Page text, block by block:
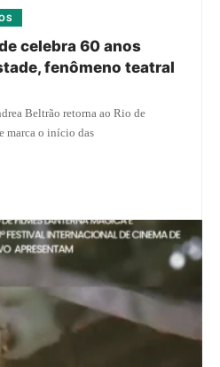
celebra 60 anos
fenômeno teatral
Beltrão retorna ao Rio de
marca o início das